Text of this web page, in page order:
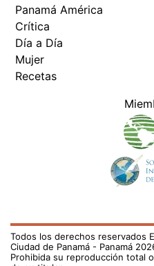
Panamá América
Crítica
Día a Día
Mujer
Recetas
Todos los derechos reservados
Ciudad de Panamá - Panamá
Prohibida su reproducción total